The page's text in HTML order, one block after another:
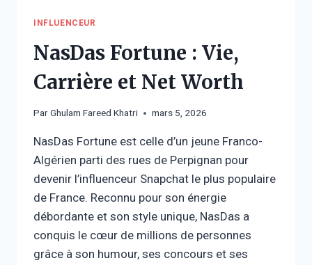
INFLUENCEUR
NasDas Fortune : Vie,
Carrière et Net Worth
ParGhulam Fareed Khatri mars 5, 2026
NasDas Fortune est celle d’un jeune Franco-
Algérien parti des rues de Perpignan pour
devenir l’influenceur Snapchat le plus populaire
de France. Reconnu pour son énergie
débordante et son style unique, NasDas a
conquis le cœur de millions de personnes
grâce à son humour, ses concours et ses